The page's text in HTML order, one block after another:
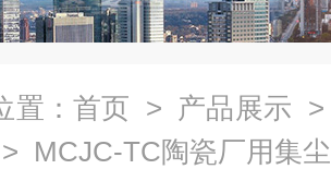
置： 首页 > 产品展示
> MCJC-TC陶瓷厂用集